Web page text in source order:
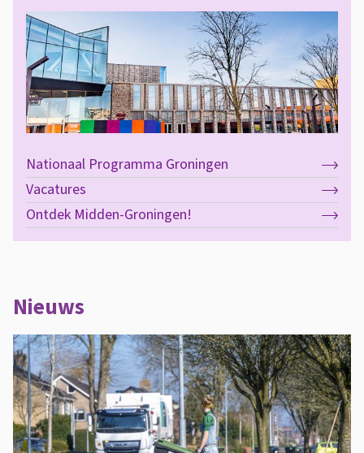
Nationaal Programma Groningen
Vacatures
Ontdek Midden-Groningen!
Nieuws